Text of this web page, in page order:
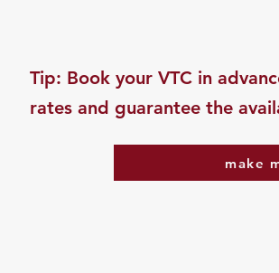
​Tip: Book your VTC in
rates and guarantee the
make